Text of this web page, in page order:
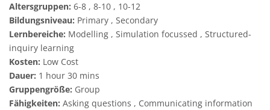
Altersgruppen: 6-8 , 8-10 , 10-12
Bildungsniveau: Primary , Secondary
Lernbereiche: Modelling , Simulation focussed , Structured-
inquiry learning
Kosten: Low Cost
Dauer: 1 hour 30 mins
Gruppengröße: Group
Fähigkeiten: Asking questions , Communicating information